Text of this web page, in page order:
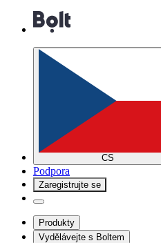
CS
Podpora
Zaregistrujte se
Produkty
Vydělávejte s Boltem